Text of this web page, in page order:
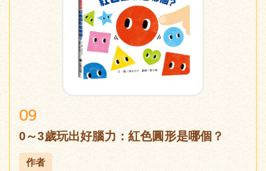
09
0～3歲玩出好腦力：紅色圓形是哪個？
作者